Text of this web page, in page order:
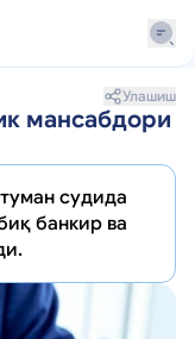
Улашиш
мансабдори
судида
банкир ва